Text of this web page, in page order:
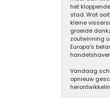
het
stad. Wat
kleine
groeide
zoutwinning
Europa's
Vandaag
opnieuw